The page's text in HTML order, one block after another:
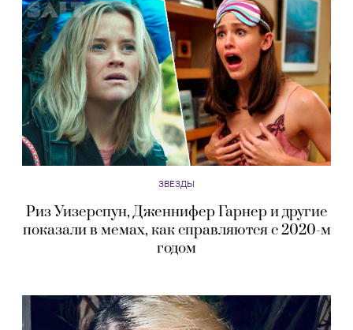
ЗВЕЗДЫ
Риз Уизерспун, Дженнифер Гарнер и другие
показали в мемах, как справляются с 2020-м
годом